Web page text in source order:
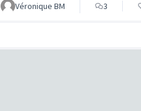
Véronique BM 3